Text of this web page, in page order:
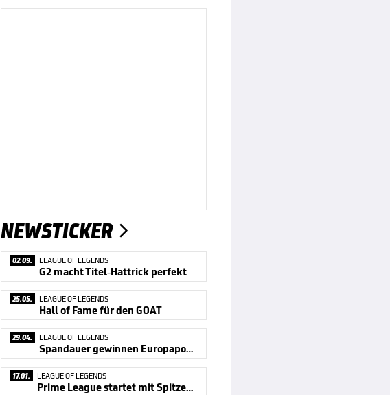
NEWSTICKER 
02.09. LEAGUE OF LEGENDS
G2 macht Titel-Hattrick perfekt
25.05. LEAGUE OF LEGENDS
Hall of Fame für den GOAT
29.04. LEAGUE OF LEGENDS
Spandauer gewinnen Europapokal
17.01. LEAGUE OF LEGENDS
Prime League startet mit Spitzenduell